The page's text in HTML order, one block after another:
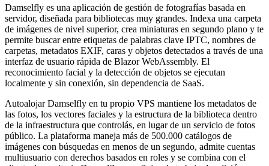
Damselfly es una aplicación de gestión de fotografías basada en
servidor, diseñada para bibliotecas muy grandes. Indexa una carpeta
de imágenes de nivel superior, crea miniaturas en segundo plano y te
permite buscar entre etiquetas de palabras clave IPTC, nombres de
carpetas, metadatos EXIF, caras y objetos detectados a través de una
interfaz de usuario rápida de Blazor WebAssembly. El
reconocimiento facial y la detección de objetos se ejecutan
localmente y sin conexión, sin dependencia de SaaS.
Autoalojar Damselfly en tu propio VPS mantiene los metadatos de
las fotos, los vectores faciales y la estructura de la biblioteca dentro
de la infraestructura que controlás, en lugar de un servicio de fotos
público. La plataforma maneja más de 500.000 catálogos de
imágenes con búsquedas en menos de un segundo, admite cuentas
multiusuario con derechos basados en roles y se combina con el